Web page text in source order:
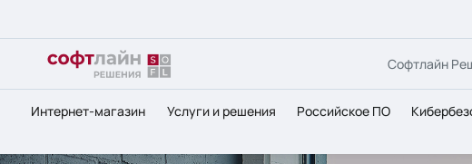
Софтлайн
Интернет-магазин Услуги и решения Российское ПО